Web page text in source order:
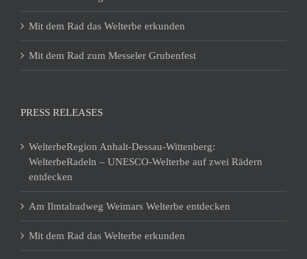
Mit dem Rad das Welterbe erkunden
Mit dem Rad zum Messeler Grubenfest
PRESS RELEASES
WelterbeRegion Anhalt-Dessau-Wittenberg:
WelterbeRadeln – UNESCO-Welterbe auf zwei Rädern
entdecken
Am Ilmtalradweg Weimars Welterbe entdecken
Mit dem Rad das Welterbe erkunden